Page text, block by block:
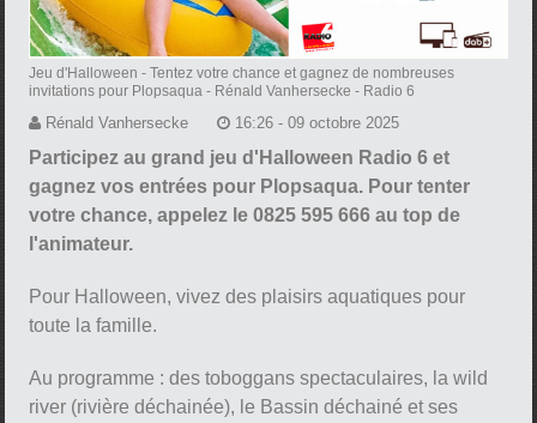
Jeu d'Halloween - Tentez votre chance et gagnez de nombreuses
invitations pour Plopsaqua - Rénald Vanhersecke - Radio 6
Rénald Vanhersecke 16:26 - 09 octobre 2025
Participez au grand jeu d'Halloween Radio 6 et
gagnez vos entrées pour Plopsaqua. Pour tenter
votre chance, appelez le 0825 595 666 au top de
l'animateur.
Pour Halloween, vivez des plaisirs aquatiques pour
toute la famille.
Au programme : des toboggans spectaculaires, la wild
river (rivière déchainée), le Bassin déchainé et ses